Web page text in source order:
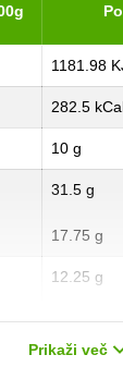
1181.98
282.5
10 g
31.5 g
17.75 g
12.25 g
4.5 g
Prikaži več